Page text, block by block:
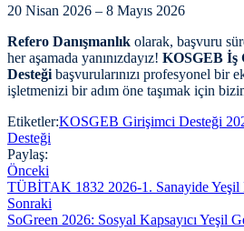
20 Nisan 2026 – 8 Mayıs 2026
Refero Danışmanlık olarak, başvuru
her aşamada yanınızdayız! KOSGEB İş
Desteği başvurularınızı profesyonel bir
işletmenizi bir adım öne taşımak için
Etiketler:KOSGEB Girişimci Desteği
Desteği
Paylaş:
Önceki
TÜBİTAK 1832 2026-1. Sanayide Yeşil
Sonraki
SoGreen 2026: Sosyal Kapsayıcı Yeşil